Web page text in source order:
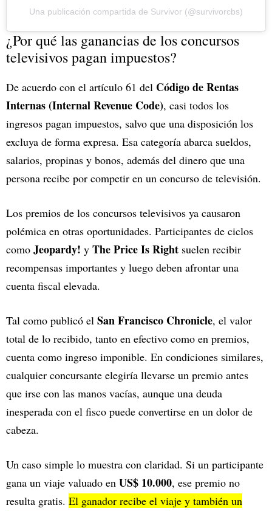
Una publicación compartida de Survivor (@survivorcbs)
¿Por qué las ganancias de los concursos
televisivos pagan impuestos?
De acuerdo con el artículo 61 del Código de Rentas
Internas (Internal Revenue Code), casi todos los
ingresos pagan impuestos, salvo que una disposición los
excluya de forma expresa. Esa categoría abarca sueldos,
salarios, propinas y bonos, además del dinero que una
persona recibe por competir en un concurso de televisión.
Los premios de los concursos televisivos ya causaron
polémica en otras oportunidades. Participantes de ciclos
como Jeopardy! y The Price Is Right suelen recibir
recompensas importantes y luego deben afrontar una
cuenta fiscal elevada.
Tal como publicó el San Francisco Chronicle, el valor
total de lo recibido, tanto en efectivo como en premios,
cuenta como ingreso imponible. En condiciones similares,
cualquier concursante elegiría llevarse un premio antes
que irse con las manos vacías, aunque una deuda
inesperada con el fisco puede convertirse en un dolor de
cabeza.
Un caso simple lo muestra con claridad. Si un participante
gana un viaje valuado en US$ 10.000, ese premio no
resulta gratis. El ganador recibe el viaje y también un